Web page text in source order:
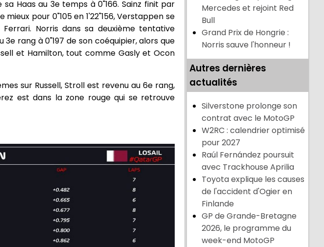
Haas au 3e temps à 0"166. Sainz finit par
pour 0"105 en 1'22"156, Verstappen se
Norris dans sa deuxième tentative
rang à 0"197 de son coéquipier, alors que
et Hamilton, tout comme Gasly et Ocon
sur Russell, Stroll est revenu au 6e rang,
est dans la zone rouge qui se retrouve
Mercedes et rejoint Red
Bull
Grand Prix de Hongrie :
Norris sauve l'honneur !
Autres dernières
actualités
Silverstone prolonge son
contrat avec le MotoGP
W2RC : calendrier optimisé
pour 2027
Raúl Fernández poursuit
avec Trackhouse Aprilia
Toyota explique les causes
de l'accident d'Ogier en
Finlande
GP de Grande-Bretagne
2026, le programme du
week-end MotoGP